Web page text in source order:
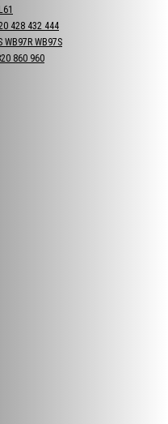
428 432 444
WB97R WB97S
860 960